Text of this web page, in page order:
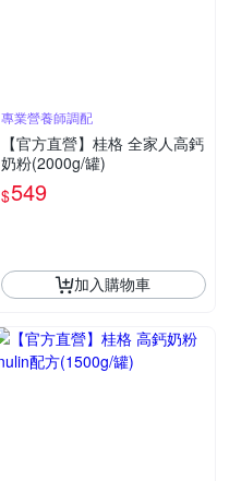
專業營養師調配
【官方直營】桂格 全家人高鈣
奶粉(2000g/罐)
$549
加入購物車